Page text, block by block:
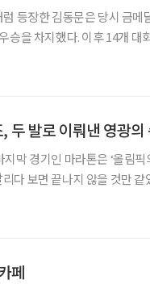
등장한 김동문은 당시 금메
승을 차지했다. 이후 14개 대
두 발로 이뤄낸 영광의
막 경기인 마라톤은 ‘올림픽
다 보면 끝나지 않을 것만 같
페